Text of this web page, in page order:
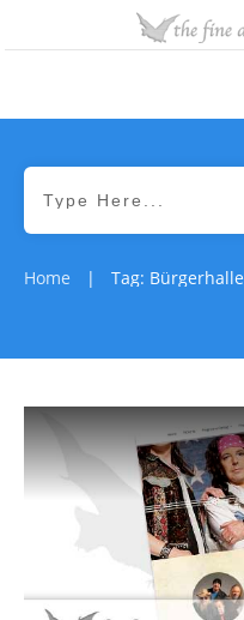
Home | Tag: Bürgerhalle